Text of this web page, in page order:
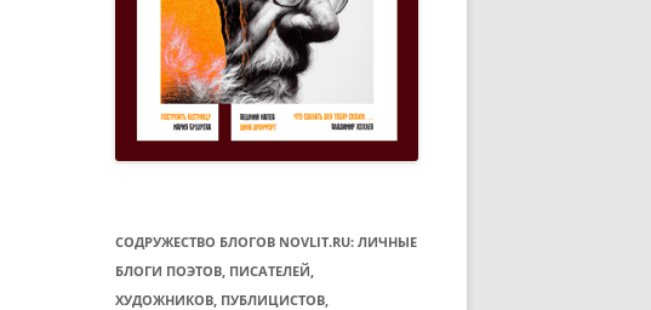
СОДРУЖЕСТВО БЛОГОВ NOVLIT.RU: ЛИЧНЫЕ
БЛОГИ ПОЭТОВ, ПИСАТЕЛЕЙ,
ХУДОЖНИКОВ, ПУБЛИЦИСТОВ,